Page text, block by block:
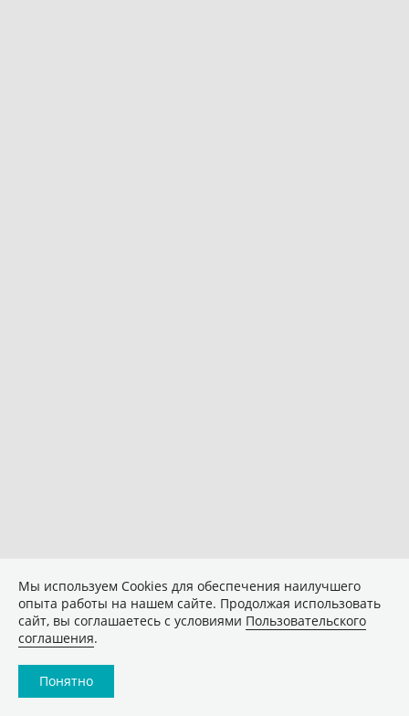
Мы используем Сookies для обеспечения наилучшего
опыта работы на нашем сайте. Продолжая использовать
сайт, вы соглашаетесь с условиями Пользовательского
соглашения.
Понятно